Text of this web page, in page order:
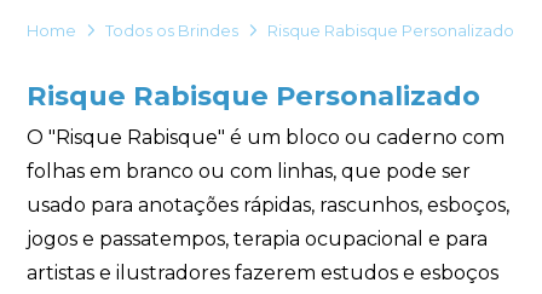
Home Todos os Brindes Risque Rabisque Personalizado
Risque Rabisque Personalizado
O "Risque Rabisque" é um bloco ou caderno com
folhas em branco ou com linhas, que pode ser
usado para anotações rápidas, rascunhos, esboços,
jogos e passatempos, terapia ocupacional e para
artistas e ilustradores fazerem estudos e esboços
de marketing. Você pode alterar suas preferências a
Iniciar conversa